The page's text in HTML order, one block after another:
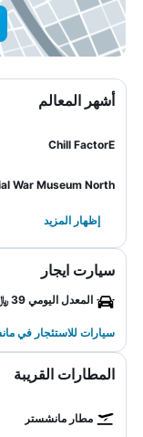
أشهر المعالم
Chill FactorE
War Museum North
إظهار المزيد
سيارت ايجار
المعدل اليومي 39 ﷼
سيارات للاستئجار في
المطارات القريبة
مطار مانشستر